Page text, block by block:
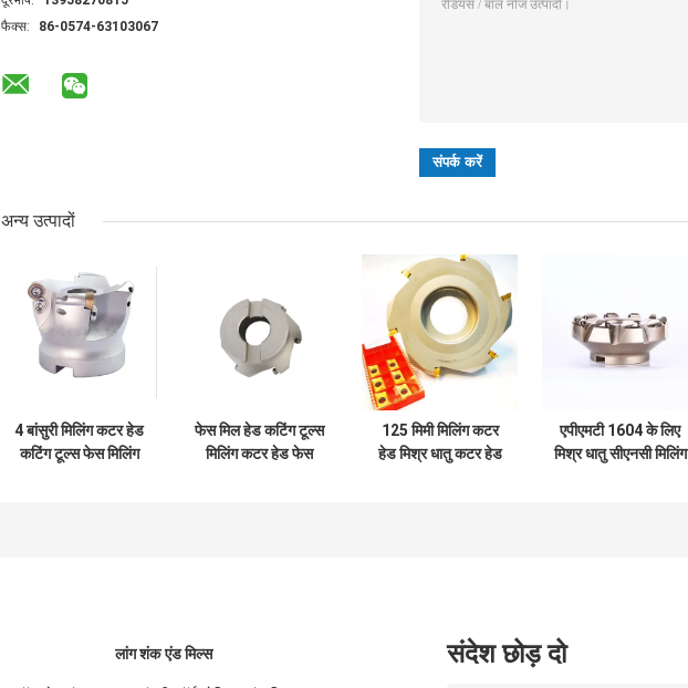
फैक्स:
86-0574-63103067
अन्य उत्पादों
4 बांसुरी मिलिंग कटर हेड
कटिंग टूल्स फेस मिलिंग
फेस मिल हेड कटिंग टूल्स
मिलिंग कटर हेड फेस
125 मिमी मिलिंग कटर
हेड मिश्र धातु कटर हेड
एपीएमटी 1604 के लिए
मिश्र धातु सीएनसी मिलिंग
लांग शंक एंड मिल्स संदेश छोड़ दो